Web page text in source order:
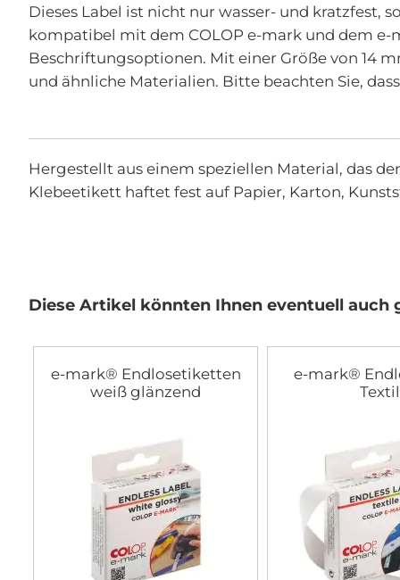
Bildgalerie
springen
Dieses Label ist nicht nur wasser- und kratzfest,
kompatibel mit dem COLOP e-mark und dem e-
Beschriftungsoptionen. Mit einer Größe von 14
und ähnliche Materialien. Bitte beachten Sie,
Hergestellt aus einem speziellen Material, das
Klebeetikett haftet fest auf Papier, Karton,
Diese Artikel könnten Ihnen eventuell auch
e-mark® Endlosetiketten
weiß glänzend
e-mark®
Textil